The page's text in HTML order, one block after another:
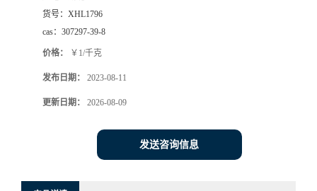
货号： XHL1796
cas： 307297-39-8
价格： ￥1/千克
发布日期： 2023-08-11
更新日期： 2026-08-09
发送咨询信息